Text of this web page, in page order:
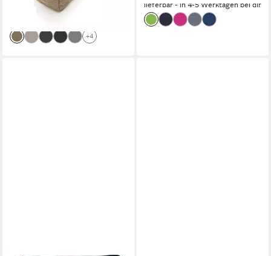
+4
lieferbar - in 4-5 Werktagen bei dir